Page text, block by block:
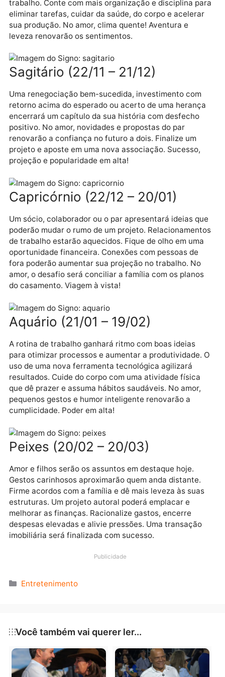
competência. Uma proposta importante poderá vir
alguém que acompanha seu trabalho há muito
Postura madura e diplomacia firmarão sua
Se estiver só, um novo amor poderá começar em
viagem e dar em casamento.
Escorpião (23/10 – 21/11)
Horizontes se ampliarão com uma notícia animadora
sobre viagem, curso ou projeto em outra localidade.
Uma indicação inesperada trará oportunidade de
trabalho. Conte com mais organização e disciplina
eliminar tarefas, cuidar da saúde, do corpo e
sua produção. No amor, clima quente! Aventura e
leveza renovarão os sentimentos.
Sagitário (22/11 – 21/12)
Uma renegociação bem-sucedida, investimento com
retorno acima do esperado ou acerto de uma
encerrará um capítulo da sua história com desfecho
positivo. No amor, novidades e propostas do par
renovarão a confiança no futuro a dois. Finalize um
projeto e aposte em uma nova associação. Sucesso,
projeção e popularidade em alta!
Capricórnio (22/12 – 20/01)
Um sócio, colaborador ou o par apresentará ideias
poderão mudar o rumo de um projeto.
de trabalho estarão aquecidos. Fique de olho em
oportunidade financeira. Conexões com pessoas de
fora poderão aumentar sua projeção no trabalho. No
amor, o desafio será conciliar a família com os
do casamento. Viagem à vista!
Aquário (21/01 – 19/02)
A rotina de trabalho ganhará ritmo com boas ideias
uso de uma nova ferramenta tecnológica agilizará
que dê prazer e assuma hábitos saudáveis. No amor,
Peixes (20/02 – 20/03)
Amor e filhos serão os assuntos em destaque hoje.